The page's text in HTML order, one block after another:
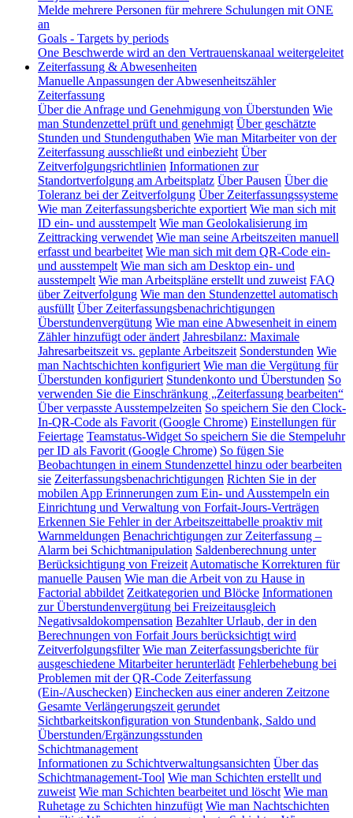
Melde mehrere Personen für mehrere Schulungen mit ONE
an
Goals - Targets by periods
One Beschwerde wird an den Vertrauenskanaal weitergeleitet
Zeiterfassung & Abwesenheiten
Manuelle Anpassungen der Abwesenheitszähler
Zeiterfassung
Über die Anfrage und Genehmigung von Überstunden Wie
man Stundenzettel prüft und genehmigt Über geschätzte
Stunden und Stundenguthaben Wie man Mitarbeiter von der
Zeiterfassung ausschließt und einbezieht Über
Zeitverfolgungsrichtlinien Informationen zur
Standortverfolgung am Arbeitsplatz Über Pausen Über die
Toleranz bei der Zeitverfolgung Über Zeiterfassungssysteme
Wie man Zeiterfassungsberichte exportiert Wie man sich mit
ID ein- und ausstempelt Wie man Geolokalisierung im
Zeittracking verwendet Wie man seine Arbeitszeiten manuell
erfasst und bearbeitet Wie man sich mit dem QR-Code ein-
und ausstempelt Wie man sich am Desktop ein- und
ausstempelt Wie man Arbeitspläne erstellt und zuweist FAQ
über Zeitverfolgung Wie man den Stundenzettel automatisch
ausfüllt Über Zeiterfassungsbenachrichtigungen
Überstundenvergütung Wie man eine Abwesenheit in einem
Zähler hinzufügt oder ändert Jahresbilanz: Maximale
Jahresarbeitszeit vs. geplante Arbeitszeit Sonderstunden Wie
man Nachtschichten konfiguriert Wie man die Vergütung für
Überstunden konfiguriert Stundenkonto und Überstunden So
verwenden Sie die Einschränkung „Zeiterfassung bearbeiten“
Über verpasste Ausstempelzeiten So speichern Sie den Clock-
In-QR-Code als Favorit (Google Chrome) Einstellungen für
Feiertage Teamstatus-Widget So speichern Sie die Stempeluhr
per ID als Favorit (Google Chrome) So fügen Sie
Beobachtungen in einem Stundenzettel hinzu oder bearbeiten
sie Zeiterfassungsbenachrichtigungen Richten Sie in der
mobilen App Erinnerungen zum Ein- und Ausstempeln ein
Einrichtung und Verwaltung von Forfait-Jours-Verträgen
Erkennen Sie Fehler in der Arbeitszeittabelle proaktiv mit
Warnmeldungen Benachrichtigungen zur Zeiterfassung –
Alarm bei Schichtmanipulation Saldenberechnung unter
Berücksichtigung von Freizeit Automatische Korrekturen für
manuelle Pausen Wie man die Arbeit von zu Hause in
Factorial abbildet Zeitkategorien und Blöcke Informationen
zur Überstundenvergütung bei Freizeitausgleich
Negativsaldokompensation Bezahlter Urlaub, der in den
Berechnungen von Forfait Jours berücksichtigt wird
Zeitverfolgungsfilter Wie man Zeiterfassungsberichte für
ausgeschiedene Mitarbeiter herunterlädt Fehlerbehebung bei
Problemen mit der QR-Code Zeiterfassung
(Ein-/Auschecken) Einchecken aus einer anderen Zeitzone
Gesamte Verlängerungszeit gerundet
Sichtbarkeitskonfiguration von Stundenbank, Saldo und
Überstunden/Ergänzungsstunden
Schichtmanagement
Informationen zu Schichtverwaltungsansichten Über das
Schichtmanagement-Tool Wie man Schichten erstellt und
zuweist Wie man Schichten bearbeitet und löscht Wie man
Ruhetage zu Schichten hinzufügt Wie man Nachtschichten